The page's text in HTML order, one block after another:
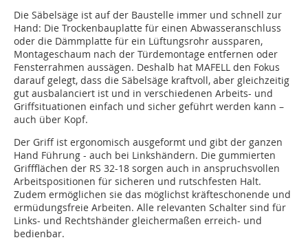
Die Säbelsäge ist auf der Baustelle immer und schnell zur
Hand: Die Trockenbauplatte für einen Abwasseranschluss
oder die Dämmplatte für ein Lüftungsrohr aussparen,
Montageschaum nach der Türdemontage entfernen oder
Fensterrahmen aussägen. Deshalb hat MAFELL den Fokus
darauf gelegt, dass die Säbelsäge kraftvoll, aber gleichzeitig
gut ausbalanciert ist und in verschiedenen Arbeits- und
Griffsituationen einfach und sicher geführt werden kann –
auch über Kopf.
Der Griff ist ergonomisch ausgeformt und gibt der ganzen
Hand Führung - auch bei Linkshändern. Die gummierten
Griffflächen der RS 32-18 sorgen auch in anspruchsvollen
Arbeitspositionen für sicheren und rutschfesten Halt.
Zudem ermöglichen sie das möglichst kräfteschonende und
ermüdungsfreie Arbeiten. Alle relevanten Schalter sind für
Links- und Rechtshänder gleichermaßen erreich- und
bedienbar.